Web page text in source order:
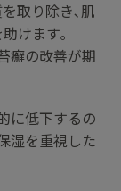
取り除き､肌
けます｡
癬の改善が期
に低下するの
湿を重視した